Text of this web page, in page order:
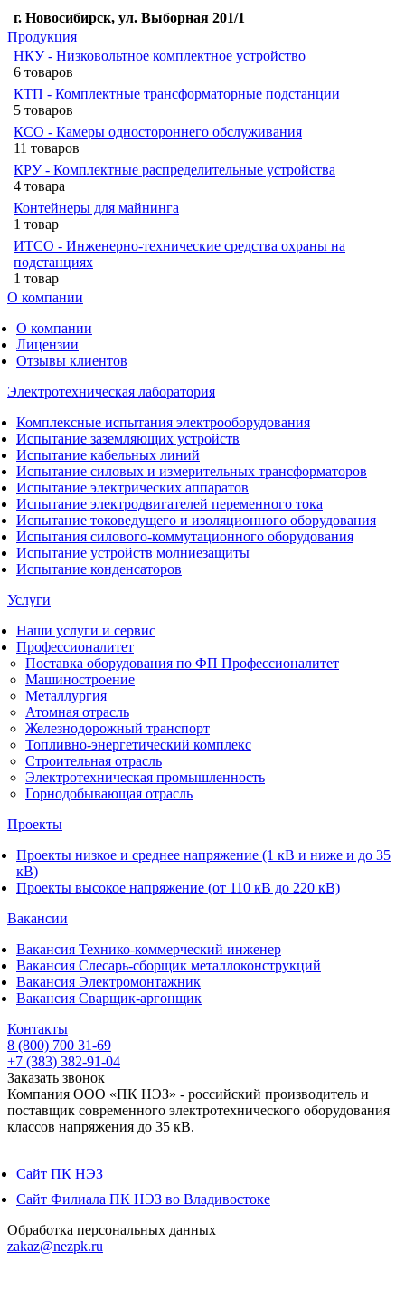
г. Новосибирск, ул. Выборная 201/1
Продукция
НКУ - Низковольтное комплектное устройство
6 товаров
КТП - Комплектные трансформаторные подстанции
5 товаров
КСО - Камеры одностороннего обслуживания
11 товаров
КРУ - Комплектные распределительные устройства
4 товара
Контейнеры для майнинга
1 товар
ИТСО - Инженерно-технические средства охраны на
подстанциях
1 товар
О компании
О компании
Лицензии
Отзывы клиентов
Электротехническая лаборатория
Комплексные испытания электрооборудования
Испытание заземляющих устройств
Испытание кабельных линий
Испытание силовых и измерительных трансформаторов
Испытание электрических аппаратов
Испытание электродвигателей переменного тока
Испытание токоведущего и изоляционного оборудования
Испытания силового-коммутационного оборудования
Испытание устройств молниезащиты
Испытание конденсаторов
Услуги
Наши услуги и сервис
Профессионалитет
Поставка оборудования по ФП Профессионалитет
Машиностроение
Металлургия
Атомная отрасль
Железнодорожный транспорт
Топливно-энергетический комплекс
Строительная отрасль
Электротехническая промышленность
Горнодобывающая отрасль
Проекты
Проекты низкое и среднее напряжение (1 кВ и ниже и до 35
кВ)
Проекты высокое напряжение (от 110 кВ до 220 кВ)
Вакансии
Вакансия Технико-коммерческий инженер
Вакансия Слесарь-сборщик металлоконструкций
Вакансия Электромонтажник
Вакансия Сварщик-аргонщик
Контакты
8 (800) 700 31-69
+7 (383) 382-91-04
Заказать звонок
Компания ООО «ПК НЭЗ» - российский производитель и
поставщик современного электротехнического оборудования
классов напряжения до 35 кВ.
Сайт ПК НЭЗ
Сайт Филиала ПК НЭЗ во Владивостоке
Обработка персональных данных
zakaz@nezpk.ru